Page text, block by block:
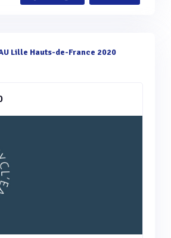
Lille Hauts-de-France 2020